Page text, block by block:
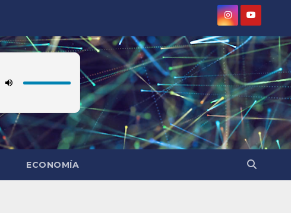
ECONOMÍA